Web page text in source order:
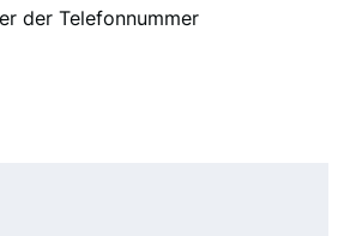
der Telefonnummer